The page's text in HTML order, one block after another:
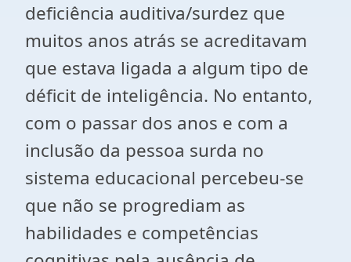
deficiência auditiva/surdez que
muitos anos atrás se acreditavam
que estava ligada a algum tipo de
déficit de inteligência. No entanto,
com o passar dos anos e com a
inclusão da pessoa surda no
sistema educacional percebeu-se
que não se progrediam as
habilidades e competências